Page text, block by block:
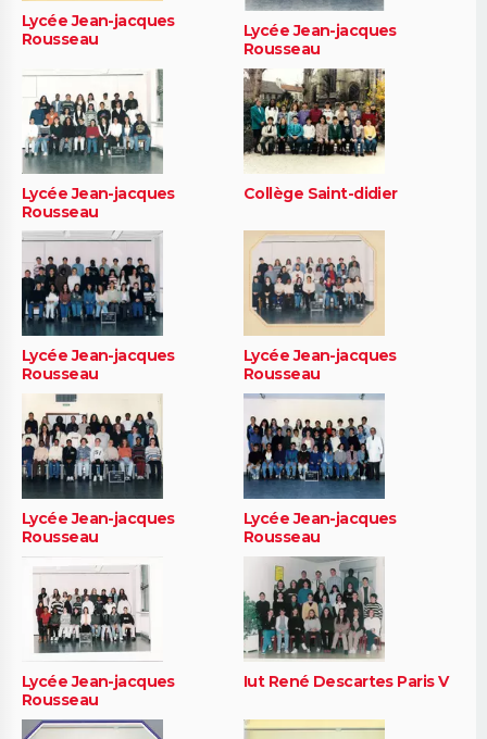
Lycée Jean-jacques
Rousseau
Lycée Jean-jacques
Rousseau
Lycée Jean-jacques
Rousseau
Collège Saint-didier
Lycée Jean-jacques
Rousseau
Lycée Jean-jacques
Rousseau
Lycée Jean-jacques
Rousseau
Lycée Jean-jacques
Rousseau
Lycée Jean-jacques
Rousseau
Iut René Descartes Paris V